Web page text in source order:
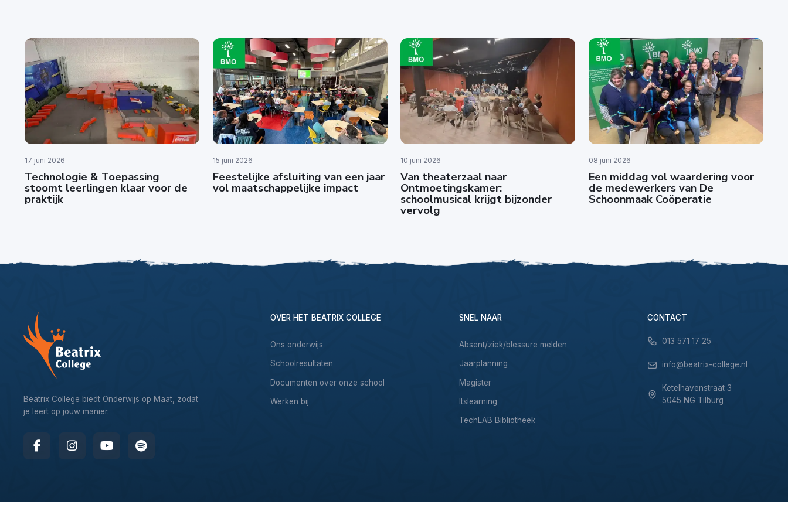
17 juni 2026
Technologie & Toepassing
stoomt leerlingen klaar voor de
praktijk
15 juni 2026
Feestelijke afsluiting van een jaar
vol maatschappelijke impact
10 juni 2026
Van theaterzaal naar
Ontmoetingskamer:
schoolmusical krijgt bijzonder
vervolg
08 juni 2026
Een middag vol waardering voor
de medewerkers van De
Schoonmaak Coöperatie
Beatrix College biedt Onderwijs op Maat, zodat
je leert op jouw manier.
OVER HET BEATRIX COLLEGE
Ons onderwijs
Schoolresultaten
Documenten over onze school
Werken bij
SNEL NAAR
Absent/ziek/blessure melden
Jaarplanning
Magister
Itslearning
TechLAB Bibliotheek
CONTACT
013 571 17 25
info@beatrix-college.nl
Ketelhavenstraat 3
5045 NG Tilburg